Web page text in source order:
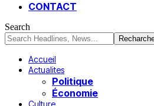
CONTACT
Search
Accueil
Actualites
Politique
Économie